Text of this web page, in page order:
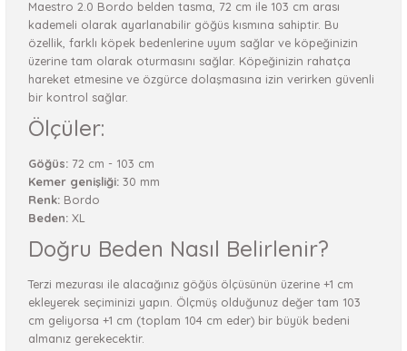
Maestro 2.0 Bordo belden tasma, 72 cm ile 103 cm arası
kademeli olarak ayarlanabilir göğüs kısmına sahiptir. Bu
özellik, farklı köpek bedenlerine uyum sağlar ve köpeğinizin
üzerine tam olarak oturmasını sağlar. Köpeğinizin rahatça
hareket etmesine ve özgürce dolaşmasına izin verirken güvenli
bir kontrol sağlar.
Ölçüler:
Göğüs: 72 cm - 103 cm
Kemer genişliği: 30 mm
Renk: Bordo
Beden: XL
Doğru Beden Nasıl Belirlenir?
Terzi mezurası ile alacağınız göğüs ölçüsünün üzerine +1 cm
ekleyerek seçiminizi yapın. Ölçmüş olduğunuz değer tam 103
cm geliyorsa +1 cm (toplam 104 cm eder) bir büyük bedeni
almanız gerekecektir.